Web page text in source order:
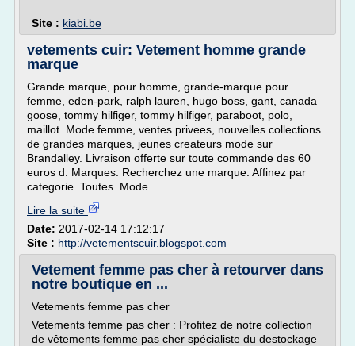
Site : kiabi.be
vetements cuir: Vetement homme grande
marque
Grande marque, pour homme, grande-marque pour
femme, eden-park, ralph lauren, hugo boss, gant, canada
goose, tommy hilfiger, tommy hilfiger, paraboot, polo,
maillot. Mode femme, ventes privees, nouvelles collections
de grandes marques, jeunes createurs mode sur
Brandalley. Livraison offerte sur toute commande des 60
euros d. Marques. Recherchez une marque. Affinez par
categorie. Toutes. Mode....
Lire la suite
Date: 2017-02-14 17:12:17
Site : http://vetementscuir.blogspot.com
Vetement femme pas cher à retourver dans
notre boutique en ...
Vetements femme pas cher
Vetements femme pas cher : Profitez de notre collection
de vêtements femme pas cher spécialiste du destockage